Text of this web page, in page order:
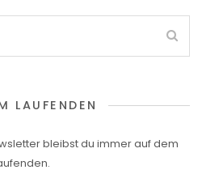
LAUFENDEN
bleibst du immer auf dem